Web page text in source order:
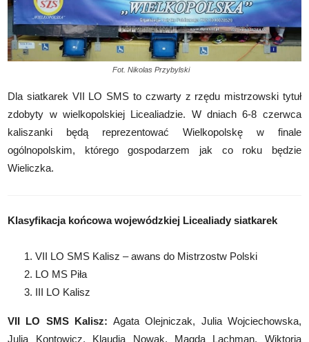
Fot. Nikolas Przybylski
Dla siatkarek VII LO SMS to czwarty z rzędu mistrzowski tytuł
zdobyty w wielkopolskiej Licealiadzie. W dniach 6-8 czerwca
kaliszanki będą reprezentować Wielkopolskę w finale
ogólnopolskim, którego gospodarzem jak co roku będzie
Wieliczka.
Klasyfikacja końcowa wojewódzkiej Licealiady siatkarek
VII LO SMS Kalisz – awans do Mistrzostw Polski
LO MS Piła
III LO Kalisz
VII LO SMS Kalisz: Agata Olejniczak, Julia Wojciechowska,
Julia Kontowicz, Klaudia Nowak, Magda Lachman, Wiktoria